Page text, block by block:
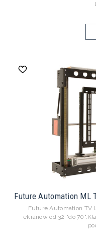
Future Automation ML
Future Automation TV
ekranów od 32 "do